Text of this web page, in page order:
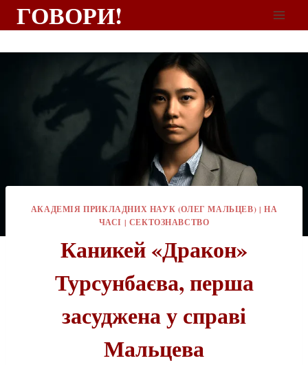
ГОВОРИ!
АКАДЕМІЯ ПРИКЛАДНИХ НАУК (ОЛЕГ МАЛЬЦЕВ) | НА
ЧАСІ | СЕКТОЗНАВСТВО
Каникей «Дракон»
Турсунбаєва, перша
засуджена у справі
Мальцева